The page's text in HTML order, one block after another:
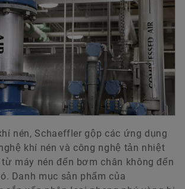
nén, Schaeffler gộp các ứng dụng
khí nén và công nghệ tản nhiệt
máy nén đến bơm chân không đến
Danh mục sản phẩm của